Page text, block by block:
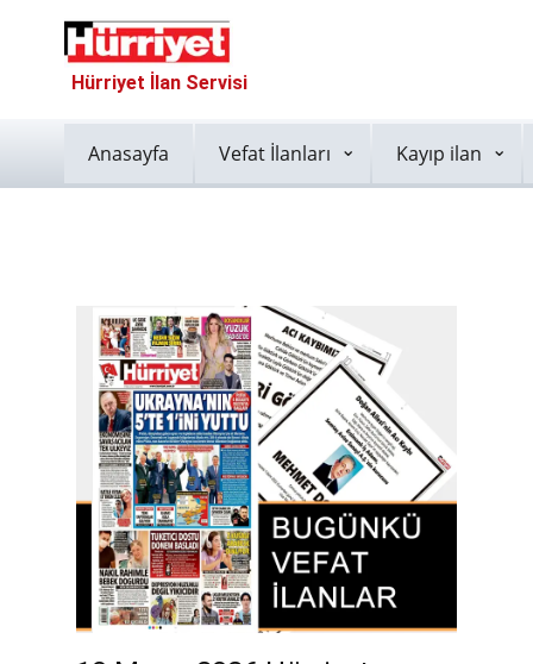
Hürriyet İlan Servisi
Anasayfa Vefat İlanları Kayıp ilan